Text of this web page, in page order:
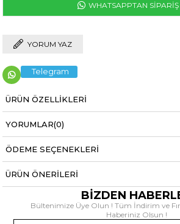
WHATSAPPTAN SİPARİŞ
YORUM YAZ
Telegram
ÜRÜN ÖZELLIKLERI
YORUMLAR(0)
ÖDEME SEÇENEKLERI
ÜRÜN ÖNERILERI
BİZDEN
Bültenimize Üye Olun ! Tüm İndirim ve
Haberiniz Olsun !